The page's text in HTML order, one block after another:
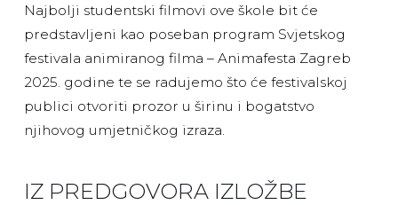
Najbolji studentski filmovi ove škole bit će
predstavljeni kao poseban program Svjetskog
festivala animiranog filma – Animafesta Zagreb
2025. godine te se radujemo što će festivalskoj
publici otvoriti prozor u širinu i bogatstvo
njihovog umjetničkog izraza.
IZ PREDGOVORA IZLOŽBE